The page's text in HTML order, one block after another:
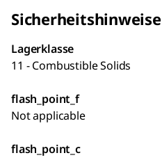
Sicherheitshinweise
Lagerklasse
11 - Combustible Solids
flash_point_f
Not applicable
flash_point_c